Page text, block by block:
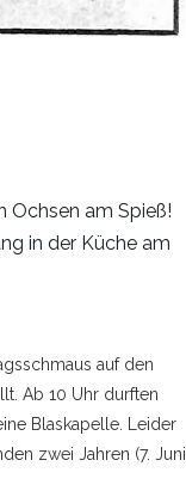
Ochsen am Spieß!
in der Küche am
auf den
Ab 10 Uhr durften
Blaskapelle. Leider
zwei Jahren (7. Juni